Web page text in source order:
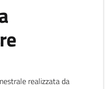
realizzata da